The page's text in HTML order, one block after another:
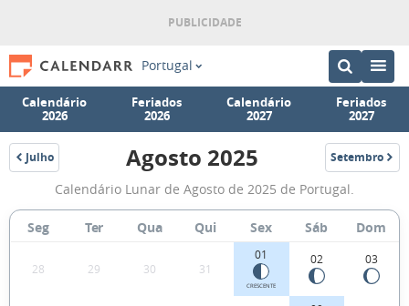
Portugal
Calendário
2026
Feriados
2026
Calendário
2027
Feriados
2027
Julho
2025
Fases
da
Lua
Agosto
Agosto 2025 Setembro
2025
Calendário Lunar de Agosto de 2025 de Portugal.
Seg Ter Qua Qui Sex Sáb Dom
28 29 30 31
01
CRESCENTE
02 03